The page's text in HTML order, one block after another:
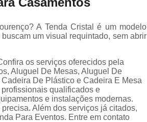
A Tenda Cristal é um modelo
um visual requintado, sem abrir
os serviços oferecidos pela
Aluguel De Mesas, Aluguel De
De Plástico e Cadeira E Mesa
qualificados e
e instalações modernas.
Além dos serviços já citados,
Para Eventos. Entre em contato